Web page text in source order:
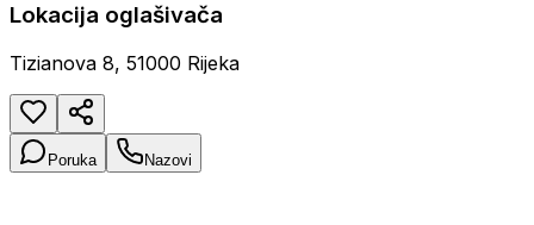
Lokacija oglašivača
Tizianova 8, 51000 Rijeka
Poruka Nazovi